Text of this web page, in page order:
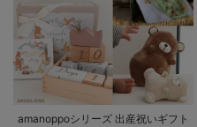
amanoppoシリーズ 出産祝いギフト